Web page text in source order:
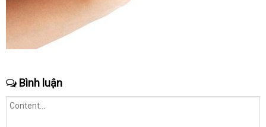
phẩm
khảo
đi
Bình luận